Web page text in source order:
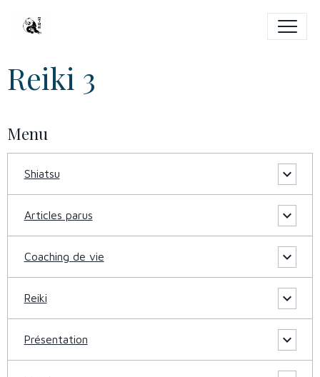
Reiki 3
Menu
Shiatsu
Articles parus
Coaching de vie
Reiki
Présentation